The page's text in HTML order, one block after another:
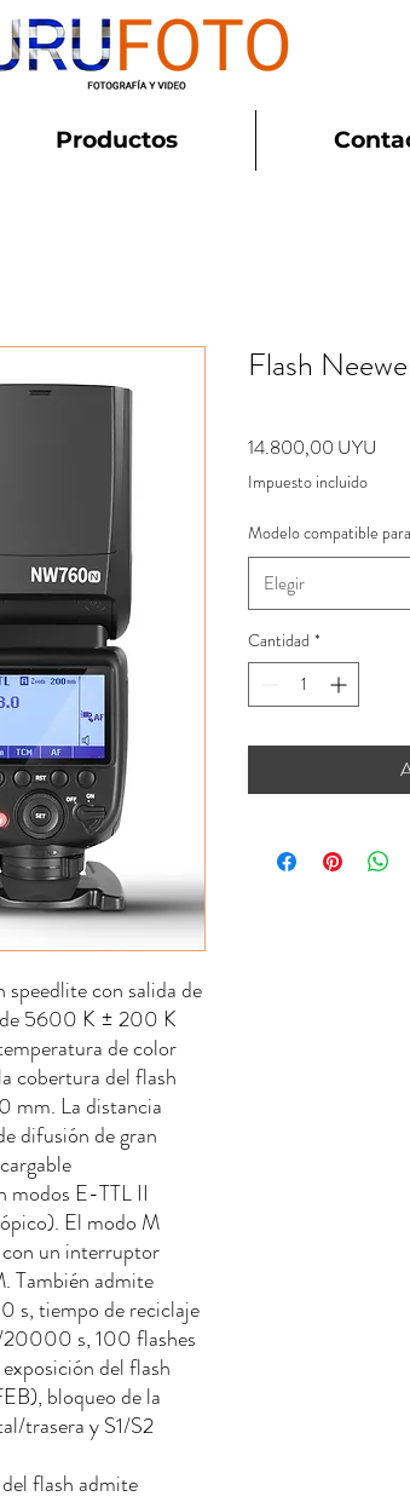
Productos
speedlite con salida de
de 5600 K ± 200 K
de color
cobertura del flash
mm. La distancia
difusión de gran
modos E-TTL II
El modo M
con un interruptor
También admite
s, tiempo de reciclaje
20000 s, 100 flashes
del flash
bloqueo de la
trasera y S1/S2
flash admite
Flash
14.800,00 UYU
Impuesto incluido
Modelo compatible
Elegir
Cantidad *